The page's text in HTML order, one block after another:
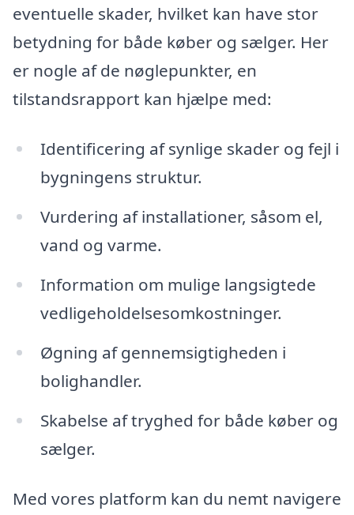
eventuelle skader, hvilket kan have stor
betydning for både køber og sælger. Her
er nogle af de nøglepunkter, en
tilstandsrapport kan hjælpe med:
Identificering af synlige skader og fejl i
bygningens struktur.
Vurdering af installationer, såsom el,
vand og varme.
Information om mulige langsigtede
vedligeholdelsesomkostninger.
Øgning af gennemsigtigheden i
bolighandler.
Skabelse af tryghed for både køber og
sælger.
Med vores platform kan du nemt navigere